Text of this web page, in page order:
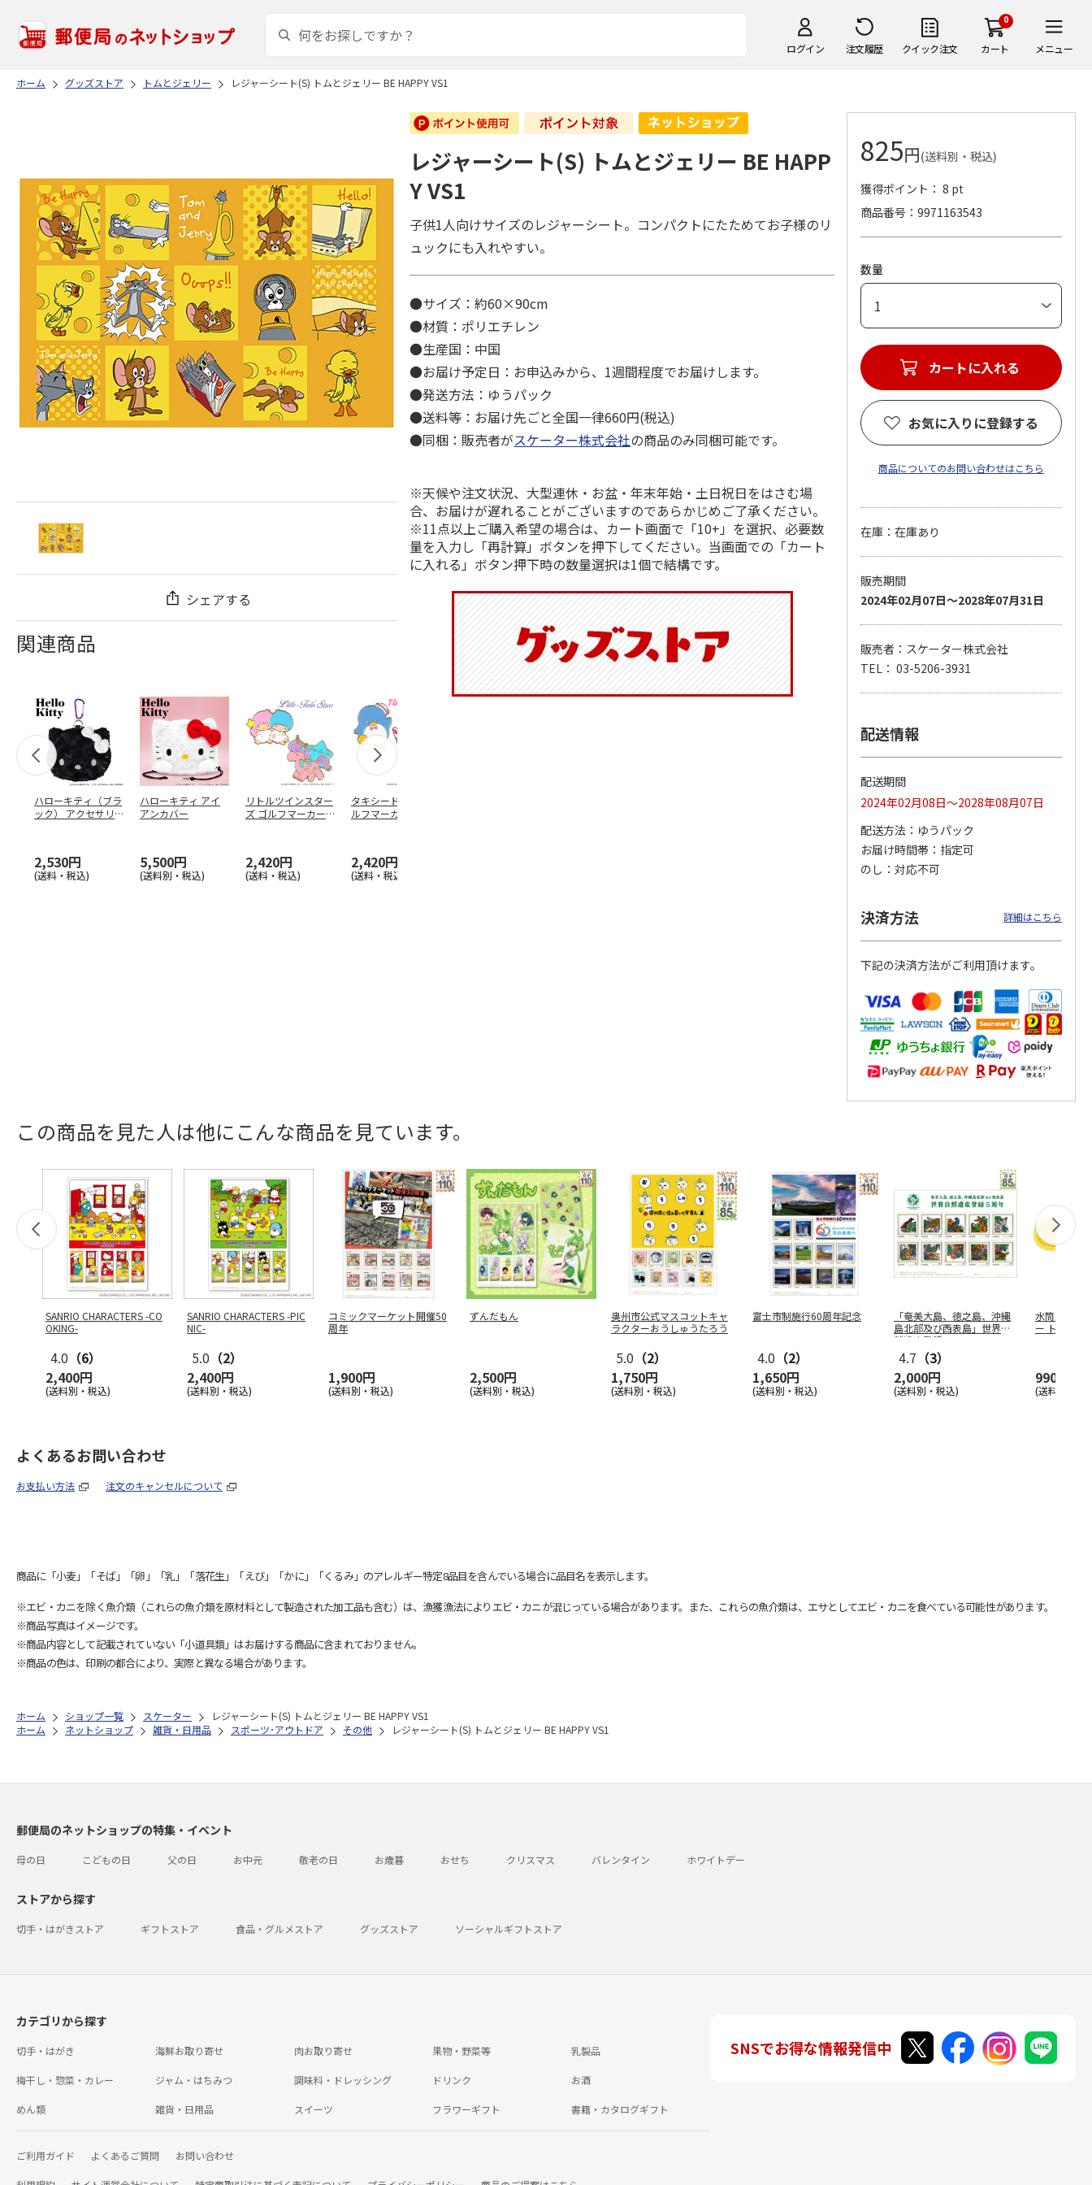
ログイン 注文履歴 クイック注文
0
カート メニュー
ホーム グッズストア トムとジェリー レジャーシート(S) トムとジェリー BE HAPPY VS1
シェアする
関連商品
ハローキティ（ブラ
ック） アクセサリ
2,530円
(送料・税込)
ハローキティ アイ
アンカバー
5,500円
(送料別・税込)
リトルツインスター
ズ ゴルフマーカー
2,420円
(送料・税込)
タキシードサム ゴ
ルフマーカー
2,420円
(送料・税込)
冷却レジャーマット
もいっしょのお友
だ…
1,650円
(送料別・税込)
冷却レジャーマット
レジャーシート(S) トムとジェリー BE HAPP
Y VS1
子供1人向けサイズのレジャーシート。コンパクトにたためてお子様のリ
ュックにも入れやすい。
●サイズ：約60×90cm
●材質：ポリエチレン
●生産国：中国
●お届け予定日：お申込みから、1週間程度でお届けします。
●発送方法：ゆうパック
●送料等：お届け先ごと全国一律660円(税込)
●同梱：販売者がスケーター株式会社の商品のみ同梱可能です。
※天候や注文状況、大型連休・お盆・年末年始・土日祝日をはさむ場
合、お届けが遅れることがございますのであらかじめご了承ください。
※11点以上ご購入希望の場合は、カート画面で「10+」を選択、必要数
量を入力し「再計算」ボタンを押下してください。当画面での「カート
に入れる」ボタン押下時の数量選択は1個で結構です。
825円(送料別・税込)
獲得ポイント： 8 pt
商品番号
9971163543
数量
カートに入れる
お気に入りに登録する
商品についてのお問い合わせはこちら
在庫：在庫あり
販売期間
2024年02月07日～2028年07月31日
販売者：スケーター株式会社
TEL： 03-5206-3931
配送情報
配送期間
2024年02月08日～2028年08月07日
配送方法
ゆうパック
お届け時間帯
指定可
のし
対応不可
決済方法 詳細はこちら
下記の決済方法がご利用頂けます。
この商品を見た人は他にこんな商品を見ています。
SANRIO CHARACTERS -CO
OKING-
4.0 （6）
2,400円
(送料別・税込)
SANRIO CHARACTERS -PIC
NIC-
5.0 （2）
2,400円
(送料別・税込)
コミックマーケット開催50
周年
1,900円
(送料別・税込)
ずんだもん
2,500円
(送料別・税込)
奥州市公式マスコットキャ
ラクターおうしゅうたろう
5.0 （2）
1,750円
(送料別・税込)
富士市制施行60周年記念
4.0 （2）
1,650円
(送料別・税込)
「奄美大島、徳之島、沖縄
島北部及び西表島」世界自
然遺産登録
4.7 （3）
2,000円
(送料別・税込)
水筒ショル
ー トム＆ジ
990円
(送料別・税
よくあるお問い合わせ
お支払い方法 注文のキャンセルについて
商品に「小麦」「そば」「卵」「乳」「落花生」「えび」「かに」「くるみ」のアレルギー特定8品目を含んでいる場合に品目名を表示します。
※エビ・カニを除く魚介類（これらの魚介類を原材料として製造された加工品も含む）は、漁獲漁法によりエビ・カニが混じっている場合があります。また、これらの魚介類は、エサとしてエビ・カニを食べている可能性があります。
※商品写真はイメージです。
※商品内容として記載されていない「小道具類」はお届けする商品に含まれておりません。
※商品の色は、印刷の都合により、実際と異なる場合があります。
ホーム ショップ一覧 スケーター
レジャーシート(S) トムとジェリー BE HAPPY VS1
ホーム
ネットショップ 雑貨・日用品 スポーツ･アウトドア その他 レジャーシート(S) トムとジェリー BE HAPPY VS1
郵便局のネットショップの特集・イベント
母の日 こどもの日 父の日 お中元 敬老の日 お歳暮 おせち クリスマス バレンタイン ホワイトデー
ストアから探す
切手・はがきストア ギフトストア 食品・グルメストア グッズストア ソーシャルギフトストア
カテゴリから探す
切手・はがき 海鮮お取り寄せ 肉お取り寄せ 果物・野菜等 乳製品
梅干し・惣菜・カレー ジャム・はちみつ 調味料・ドレッシング ドリンク お酒
めん類 雑貨・日用品 スイーツ フラワーギフト 書籍・カタログギフト
ご利用ガイド よくあるご質問 お問い合わせ
SNSでお得な情報発信中